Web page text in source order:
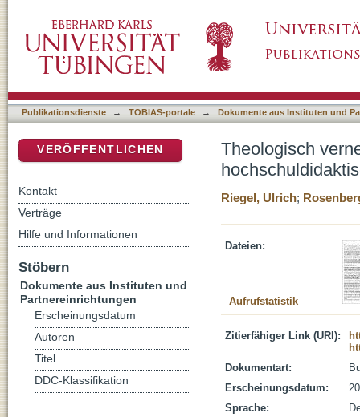
Herausforderung (2. Teil)
Publikationsdienste → TOBIAS-portale → Dokumente aus Instituten und
Theologisch
Riegel, Ulrich;
Dateien:
Aufrufstatistik
Zitierfähiger Link (URI):
Dokumentart:
Erscheinungsdatum:
Sprache:
VERÖFFENTLICHEN
Kontakt
Verträge
Hilfe und Informationen
Stöbern
Dokumente aus Instituten und
Partnereinrichtungen
Erscheinungsdatum
Autoren
Titel
DDC-Klassifikation